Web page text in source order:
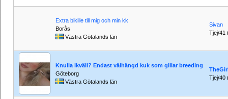
Extra bikille till mig och min kk
Borås
Västra Götalands län
Sivan
Tjej/41
Knulla ikväll? Endast välhängd kuk som gillar breeding
Göteborg
Västra Götalands län
Tjej/40